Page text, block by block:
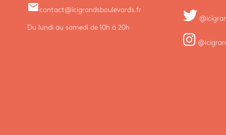
emailcontact@icigrandsboulevards.fr
Du lundi au samedi de 10h à 20h